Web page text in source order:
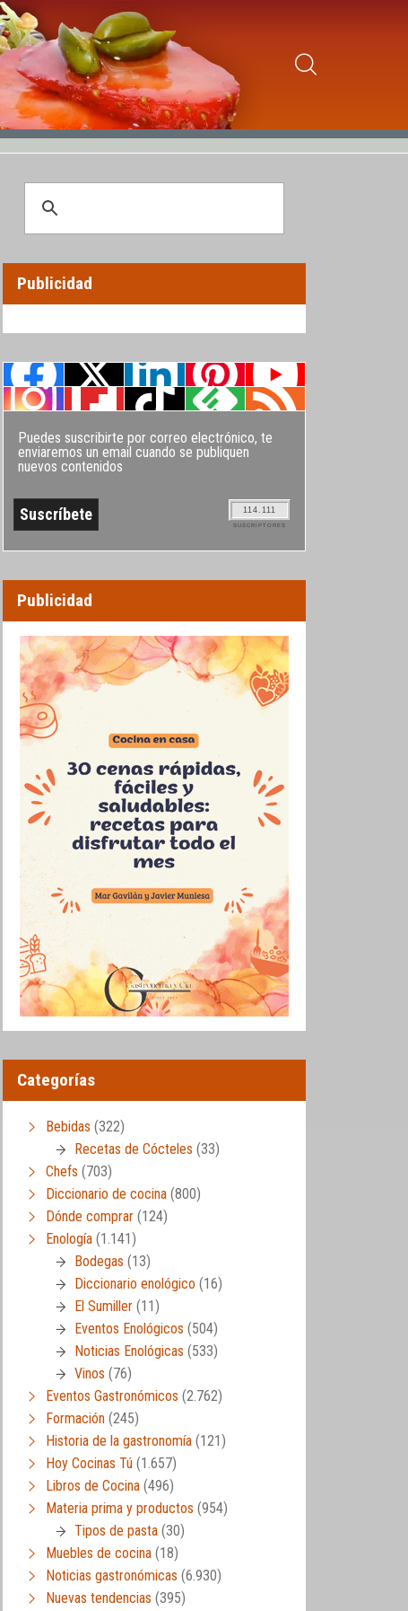
Publicidad
Puedes suscribirte por correo electrónico, te
enviaremos un email cuando se publiquen
nuevos contenidos
114.111
SUSCRIPTORES
Publicidad
Categorías
Bebidas (322)
Recetas de Cócteles (33)
Chefs (703)
Diccionario de cocina (800)
Dónde comprar (124)
Enología (1.141)
Bodegas (13)
Diccionario enológico (16)
El Sumiller (11)
Eventos Enológicos (504)
Noticias Enológicas (533)
Vinos (76)
Eventos Gastronómicos (2.762)
Formación (245)
Historia de la gastronomía (121)
Hoy Cocinas Tú (1.657)
Libros de Cocina (496)
Materia prima y productos (954)
Tipos de pasta (30)
Muebles de cocina (18)
Noticias gastronómicas (6.930)
Nuevas tendencias (395)